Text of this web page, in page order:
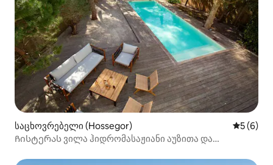
საცხოვრებელი (Hossegor) საშუალო
5 (6)
Ჩისტერას ვილა ჰიდრომასაჟიანი აუზითა და